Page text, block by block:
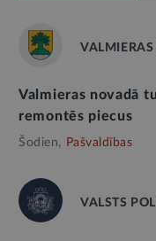
Valmieras novadā
remontēs piecus
Šodien, Pašvaldības
VALSTS